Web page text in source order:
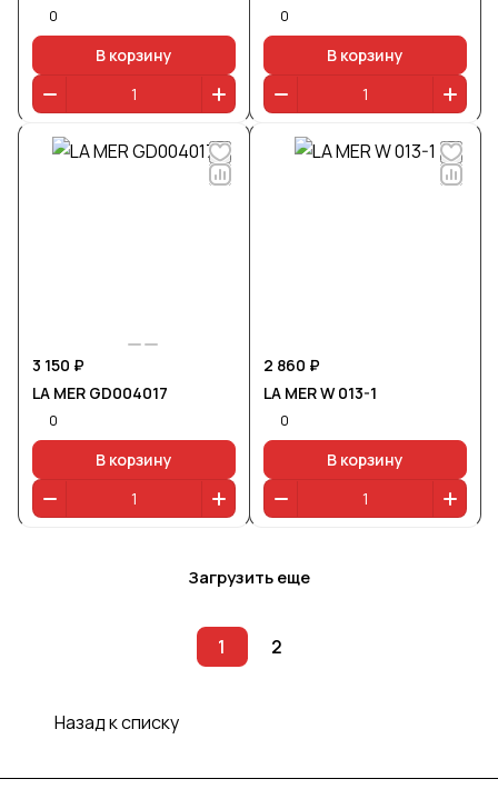
0
В корзину
0
В корзину
3 150 ₽
LA MER GD004017
0
В корзину
2 860 ₽
LA MER W 013-1
0
В корзину
Загрузить еще
1 2
Назад к списку